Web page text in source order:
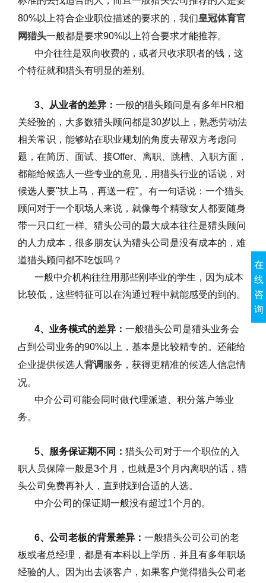
80%以上符合企业职位描述的要求的，我们皇冠体育官
网猎头一般都是要求90%以上符合要求才能推荐。
中介往往是双向收费的，或者只收求职者的钱，这
个特征就和猎头有明显的差别。
3、从业者的差异： 一般的猎头顾问是有多年HR相
关经验的，大多数猎头顾问都是30岁以上，熟悉劳动法
相关常识，能够站在职业规划的角度去帮双方考虑问
题，在简历、面试、接Offer 、离职、跳槽、入职方面，
都能给候选人一些专业的意见，用猎头行业的话说，对
候选人要"扶上马，再送一程"。有一句话说：一个猎头
顾问对于一个职场人来说，就像每个精致女人都要随身
带一只口红一样。猎头公司的最大成本往往是猎头顾问
的人力成本，很多朋友认为猎头公司是没有成本的，难
道猎头顾问都不吃饭吗？
一般中介机构往往用那些刚毕业的学生，因为成本
比较低，这些特征可以在沟通过程中就能感受的到的。
4、业务模式的差异： 一般猎头公司是猎头业务会
占到公司业务的90%以上，基本是比较精专的。还能给
企业提供候选人 背调 服务，获得更精准的候选人信息情
况。
中介公司可能会同时做代理派遣、积分落户等业
务。
5、服务保证期不同： 猎头公司对于一个职位的入
职人员保障一般是3个月，也就是3个月内离职的话，猎
头公司免费再补人，直到找到合适的人选。
中介公司的保证期一般没有超过1个月的。
6、公司老板的背景差异： 一般猎头公司公司的老
板或者总经理，都是有本科以上学历，并且有多年职场
经验的人。因为出去谈客户，如果客户觉得猎头公司老
在
线
咨
询